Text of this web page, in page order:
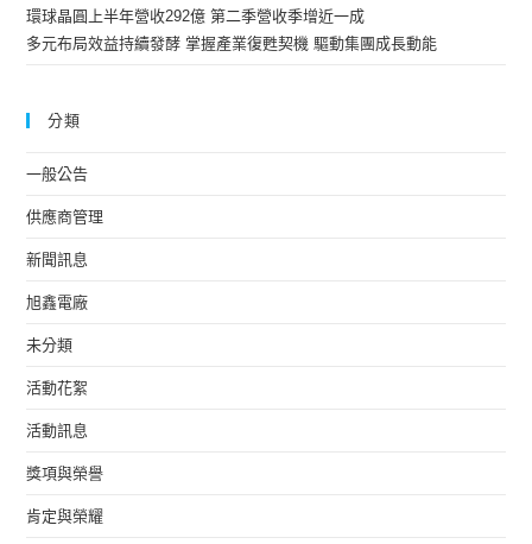
環球晶圓上半年營收292億 第二季營收季增近一成
多元布局效益持續發酵 掌握產業復甦契機 驅動集團成長動能
分類
一般公告
供應商管理
新聞訊息
旭鑫電廠
未分類
活動花絮
活動訊息
獎項與榮譽
肯定與榮耀